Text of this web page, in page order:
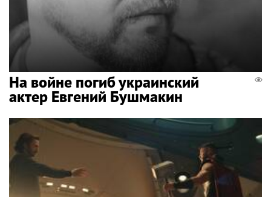
На войне погиб украинский
актер Евгений Бушмакин